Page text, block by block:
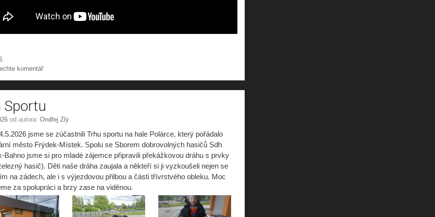
komentář
Sportu
od autora: Ondřej Zlý
jsme se zúčastnili Trhu sportu na hale Polárce, který pořádalo
město Frýdek-Místek. Spolu se Sborem dobrovolných hasičů Sdh
Bahno jsme si pro mladé zájemce připravili překážkovou dráhu s prvky
hasič). Děti naše dráha zaujala a někteří si ji vyzkoušeli nejen se
na zádech, ale i s výjezdovou přilbou a části třívrstvého obleku. Moc
za spolupráci a brzy zase na viděnou.